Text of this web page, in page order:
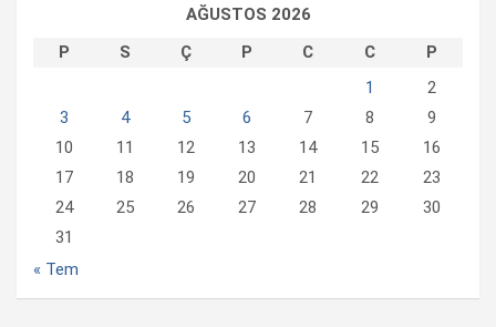
AĞUSTOS 2026
P
S Ç P C C
P
1
2
3
4 5 6 7 8
9
10
11 12 13 14 15
16
17
18 19 20 21 22
23
24
25 26 27 28 29
30
31
« Tem